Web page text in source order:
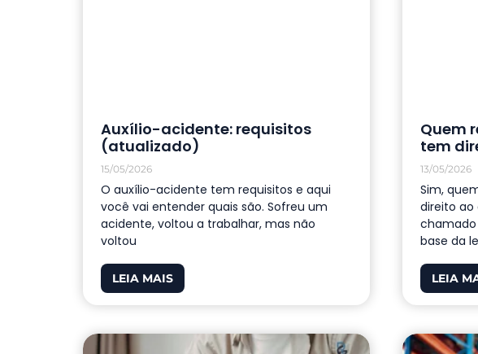
Auxílio-acidente: requisitos
(atualizado)
15/05/2026
O auxílio-acidente tem requisitos e aqui
você vai entender quais são. Sofreu um
acidente, voltou a trabalhar, mas não
voltou
LEIA MAIS
Quem
tem
13/05/2026
Sim,
direito ao
base da
LEIA